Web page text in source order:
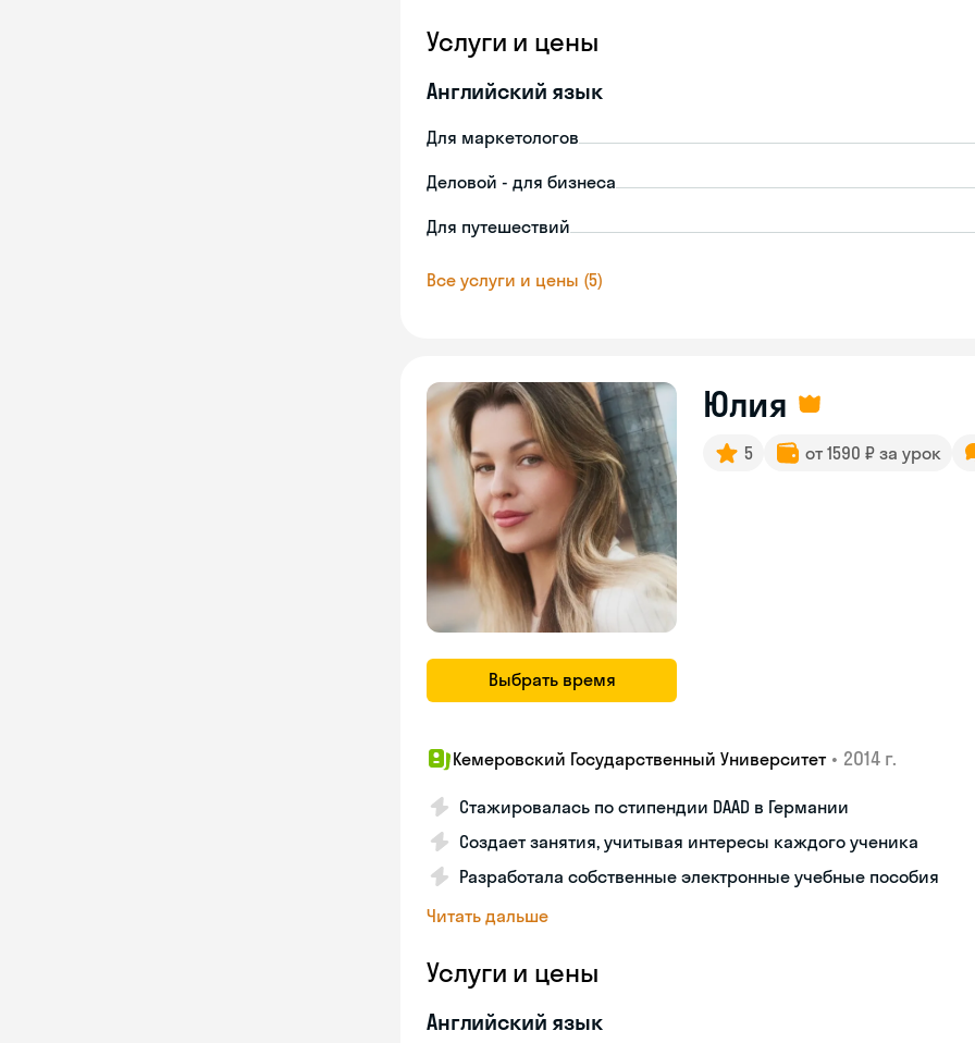
Услуги и цены
Английский язык
Для маркетологов
Деловой - для бизнеса
Для путешествий
Все услуги и цены (5)
Выбрать время
Юлия
5 от 1590 ₽ за урок
Кемеровский Государственный Университет • 2014 г.
Стажировалась по стипендии DAAD в Германии
Создает занятия, учитывая интересы каждого ученика
Разработала собственные электронные учебные пособия
Читать дальше
Услуги и цены
Английский язык